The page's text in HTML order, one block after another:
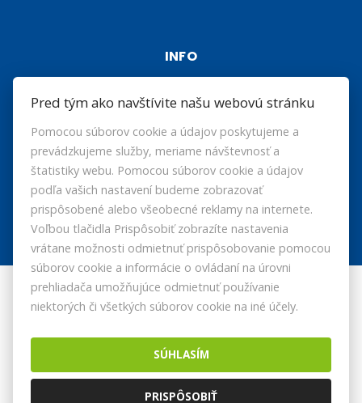
INFO
Makléri
Napíšte nám
Kontakt
© 2026 -HRF REALITY s.r.o.
Prepnúť na verziu pre počítače
Nastavenie cookies
Pred tým ako navštívite našu webovú stránku
Pomocou súborov cookie a údajov poskytujeme a
prevádzkujeme služby, meriame návštevnosť a
štatistiky webu. Pomocou súborov cookie a údajov
podľa vašich nastavení budeme zobrazovať
prispôsobené alebo všeobecné reklamy na internete.
Voľbou tlačidla Prispôsobiť zobrazíte nastavenia
vrátane možnosti odmietnuť prispôsobovanie pomocou
súborov cookie a informácie o ovládaní na úrovni
prehliadača umožňujúce odmietnuť používanie
niektorých či všetkých súborov cookie na iné účely.
SÚHLASÍM
PRISPÔSOBIŤ